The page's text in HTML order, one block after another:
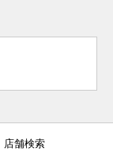
店舗検索